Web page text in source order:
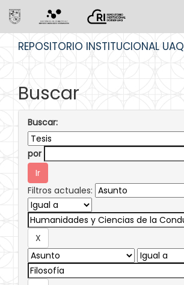
REPOSITORIO INSTITUCIONAL UAQ
Buscar
Buscar:
por
Filtros actuales: